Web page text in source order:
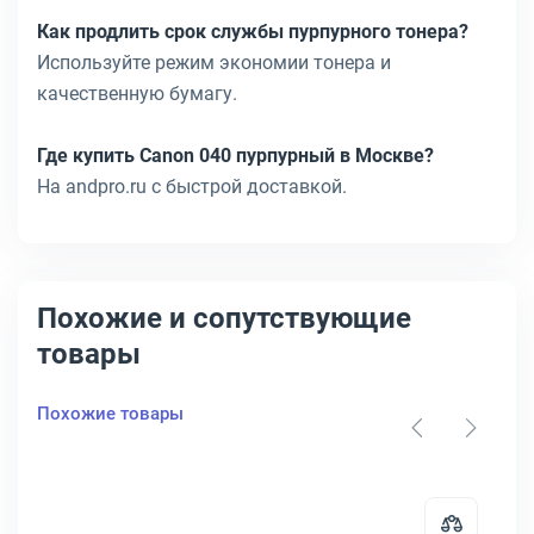
Как продлить срок службы пурпурного тонера?
Используйте режим экономии тонера и
качественную бумагу.
Где купить Canon 040 пурпурный в Москве?
На andpro.ru с быстрой доставкой.
Похожие и сопутствующие
товары
Похожие товары